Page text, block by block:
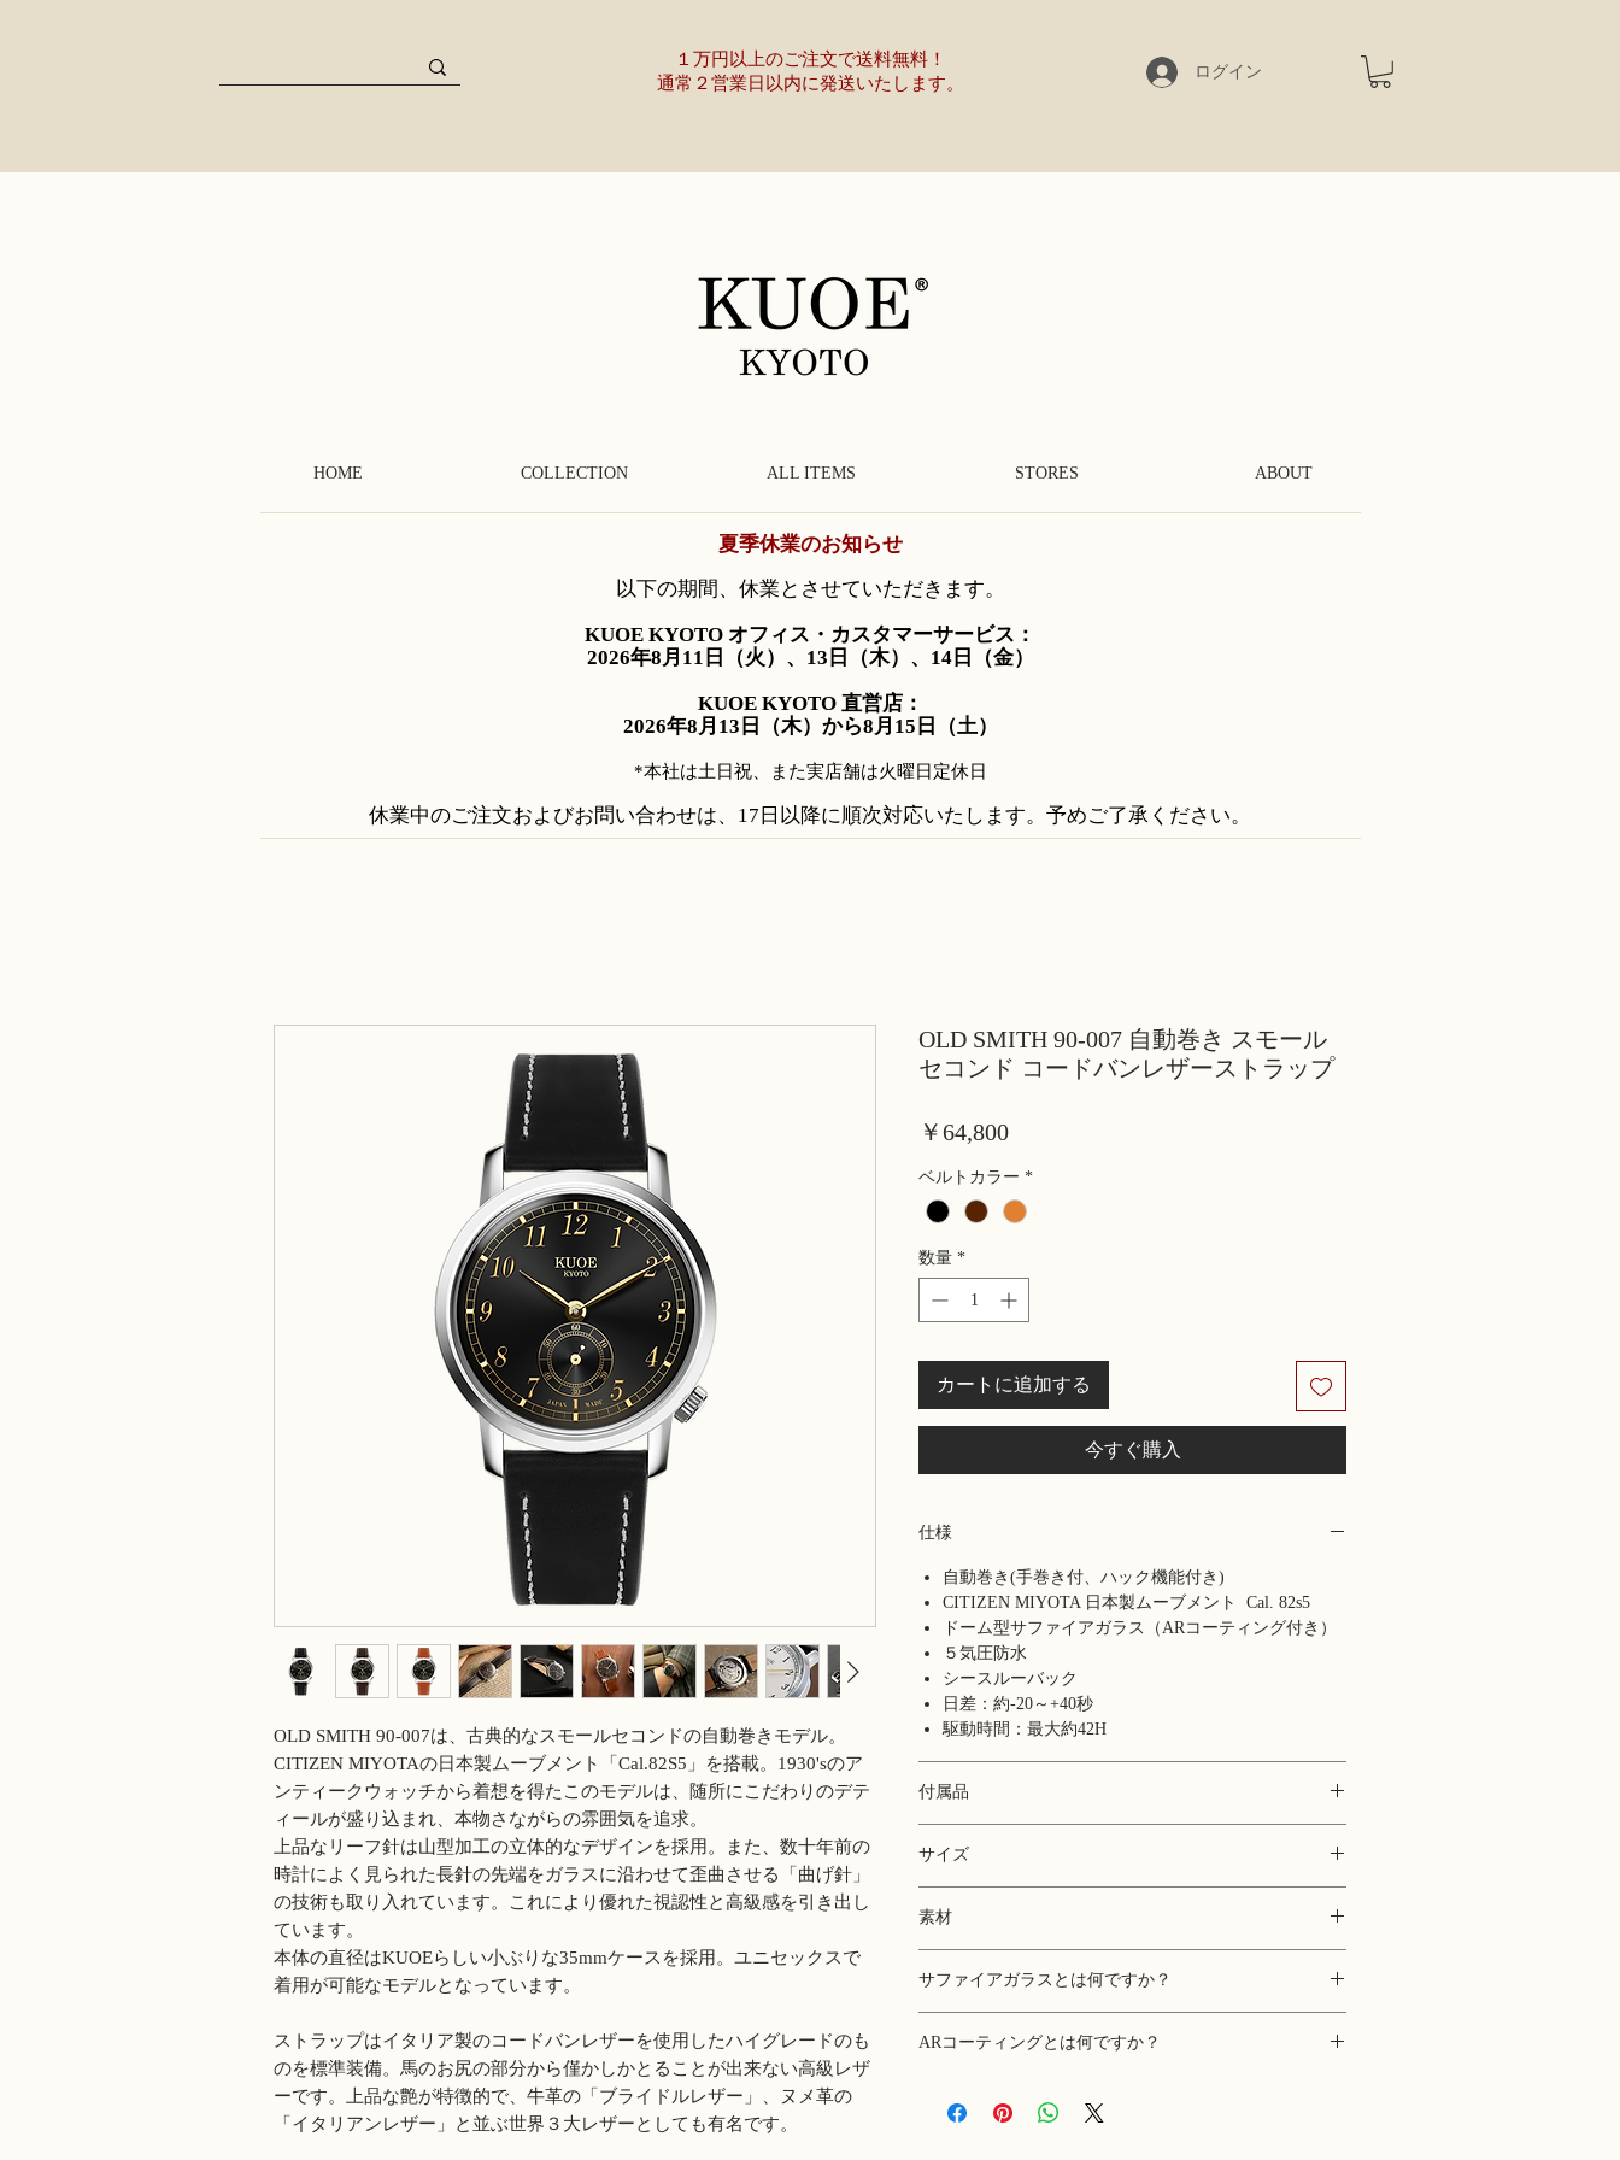
１万円以上のご注文で送料無料！
通常２営業日以内に発送いたします。
ログイン
HOME COLLECTION ALL ITEMS STORES ABOUT
夏季休業のお知らせ
以下の期間、休業とさせていただきます。
KUOE KYOTO オフィス・カスタマーサービス：
2026年8月11日（火）、13日（木）、14日（金）
KUOE KYOTO 直営店：
2026年8月13日（木）から8月15日（土）
*本社は土日祝、また実店舗は火曜日定休日
休業中のご注文およびお問い合わせは、17日以降に順次対応いたします。予めご了承ください。
OLD SMITH 90-007は、古典的なスモールセコンドの自動巻きモデル。
CITIZEN MIYOTAの日本製ムーブメント「Cal.82S5」を搭載。1930'sのア
ンティークウォッチから着想を得たこのモデルは、随所にこだわりのデテ
ィールが盛り込まれ、本物さながらの雰囲気を追求。
上品なリーフ針は山型加工の立体的なデザインを採用。また、数十年前の
時計によく見られた長針の先端をガラスに沿わせて歪曲させる「曲げ針」
の技術も取り入れています。これにより優れた視認性と高級感を引き出し
ています。
本体の直径はKUOEらしい小ぶりな35mmケースを採用。ユニセックスで
着用が可能なモデルとなっています。
ストラップはイタリア製のコードバンレザーを使用したハイグレードのも
のを標準装備。馬のお尻の部分から僅かしかとることが出来ない高級レザ
ーです。上品な艶が特徴的で、牛革の「ブライドルレザー」、ヌメ革の
「イタリアンレザー」と並ぶ世界３大レザーとしても有名です。
OLD SMITH 90-007 自動巻き スモール
セコンド コードバンレザーストラップ
￥64,800価
ベルトカラー *
数量 *
カートに追加する
今すぐ購入
仕様
自動巻き(手巻き付、ハック機能付き)
CITIZEN MIYOTA 日本製ムーブメント Cal. 82s5
ドーム型サファイアガラス（ARコーティング付き）
５気圧防水
シースルーバック
日差：約-20～+40秒
駆動時間：最大約42H
付属品
保証書(1年保証)
説明書
ポーチ
サイズ
ラグ幅：18 mm
バックル幅：16 mm
腕周り：14 -19.5 cm
素材
ベルト：イタリア製コードバンレザー
風防：ドーム型サファイアガラス（ARコーティング
付き）
サファイアガラスとは何ですか？
材です。そのため、非常に傷が付きにくいという特徴が
性が向上します。KUOEのサファイアガラスには「無反
射コーティング」と呼ばれる皮膜をガラス表面に蒸着さ
ARコーティングとは何ですか？
射を抑えるコーティングであり、時計の視認性が向上し